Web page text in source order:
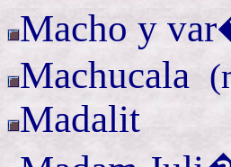
Macho y
Machucala (
Madalit